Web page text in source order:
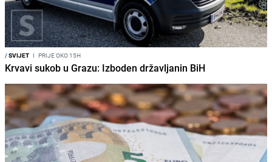
/SVIJET I PRIJE OKO 15H
Krvavi sukob u Grazu: Izboden državljanin BiH